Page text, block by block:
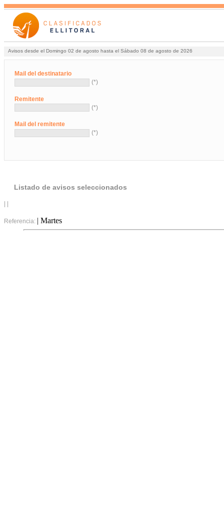
Avisos desde el Domingo 02 de agosto hasta el Sábado 08 de agosto de 2026
Mail del destinatario
(*)
Remitente
(*)
Mail del remitente
(*)
Listado de avisos seleccionados
Referencia: | Martes